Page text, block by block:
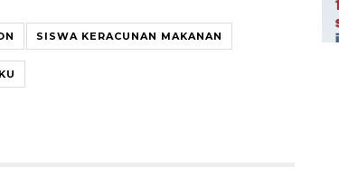
SISWA KERACUNAN MAKANAN